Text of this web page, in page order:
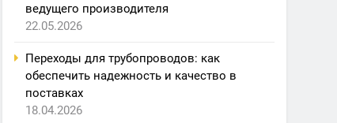
ведущего производителя
22.05.2026
Переходы для трубопроводов: как
обеспечить надежность и качество в
поставках
18.04.2026